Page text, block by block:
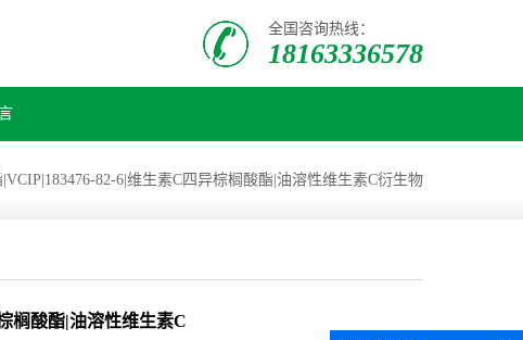
全国咨询热线：
18163336578
82-6|维生素C四异棕榈酸酯|油溶性维生素C衍生物
榈酸酯|油溶性维生素C